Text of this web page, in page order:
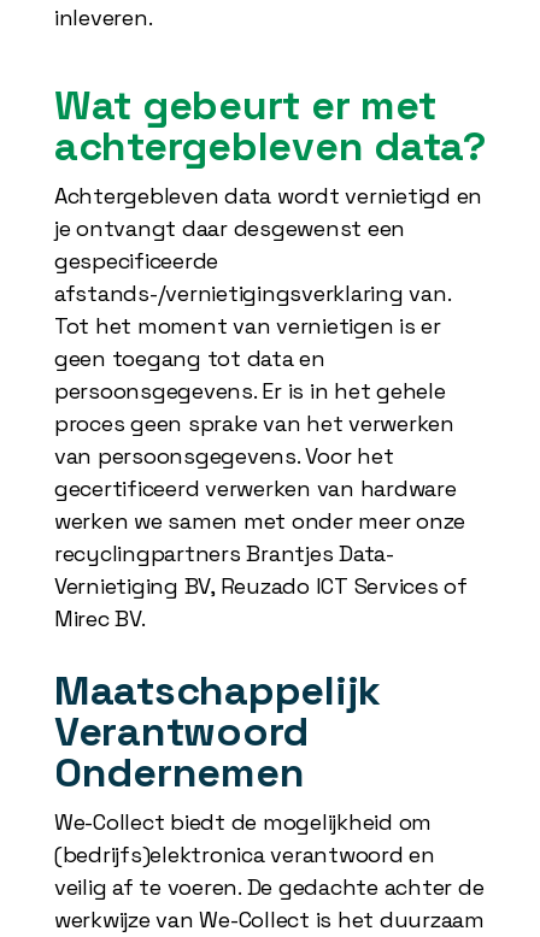
inleveren.
Wat gebeurt er met
achtergebleven data?
Achtergebleven data wordt vernietigd en
je ontvangt daar desgewenst een
gespecificeerde
afstands-/vernietigingsverklaring van.
Tot het moment van vernietigen is er
geen toegang tot data en
persoonsgegevens. Er is in het gehele
proces geen sprake van het verwerken
van persoonsgegevens. Voor het
gecertificeerd verwerken van hardware
werken we samen met onder meer onze
recyclingpartners Brantjes Data-
Vernietiging BV, Reuzado ICT Services of
Mirec BV.
Maatschappelijk
Verantwoord
Ondernemen
We-Collect biedt de mogelijkheid om
(bedrijfs)elektronica verantwoord en
veilig af te voeren. De gedachte achter de
werkwijze van We-Collect is het duurzaam